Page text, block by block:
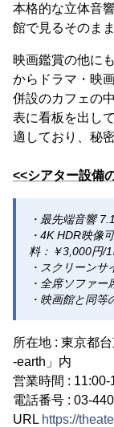
本格的な立体音
館で見るそのま
映画鑑賞の他に
からドラマ・映
併設のカフェの
表に看板を出し
適しており、秘
<<シアター設備
・最先端音響
・4K HDR映像
料：￥3,000円/
・スクリーン
・全席ソファー
・映画館と同等
所在地 : 東京都
-earth」内
営業時間 :
電話番号 : 03-
URL https://